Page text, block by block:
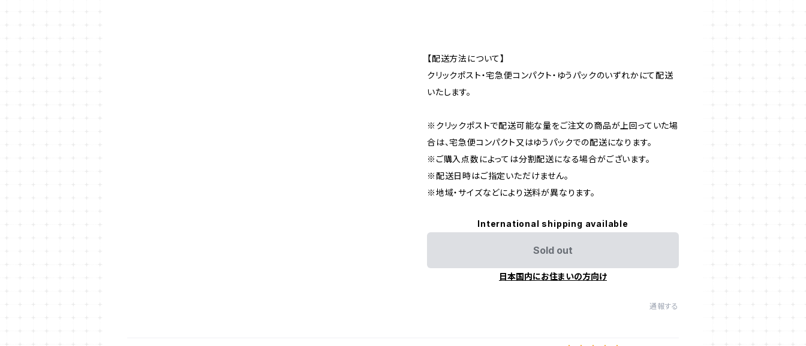
【配送方法について】
クリックポスト・宅急便コンパクト・ゆうパックのいずれかにて配送
いたします。
※クリックポストで配送可能な量をご注文の商品が上回っていた場
合は、宅急便コンパクト又はゆうパックでの配送になります。
※ご購入点数によっては分割配送になる場合がございます。
※配送日時はご指定いただけません。
※地域・サイズなどにより送料が異なります。
International shipping available
Sold out
日本国内にお住まいの方向け
通報する